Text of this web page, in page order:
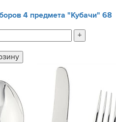
4 предмета "Кубачи" 68
+